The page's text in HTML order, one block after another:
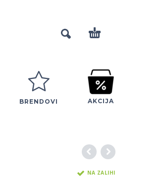
BRENDOVI AKCIJA
NA ZALIHI